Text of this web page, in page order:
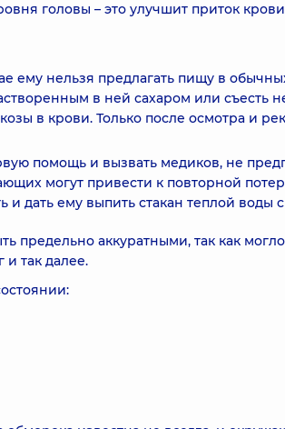
головы – это улучшит приток
ему нельзя предлагать пищу в
в ней сахаром или съесть
в крови. Только после осмотра и
помощь и вызвать медиков, не
могут привести к повторной
дать ему выпить стакан теплой воды
аккуратными, так как
так далее.